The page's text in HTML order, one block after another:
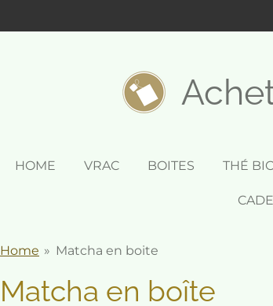
HOME VRAC BOITES THÉ
Home » Matcha en boite
Matcha en boîte